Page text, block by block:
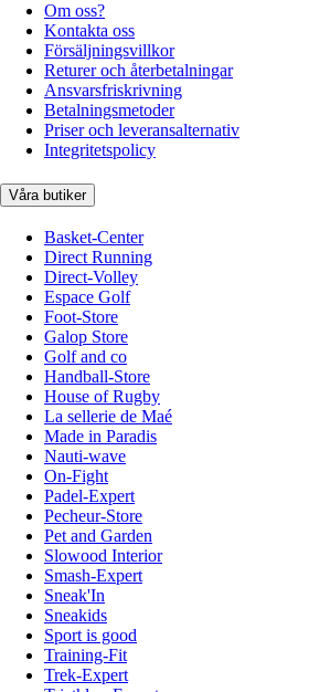
Om oss?
Kontakta oss
Försäljningsvillkor
Returer och återbetalningar
Ansvarsfriskrivning
Betalningsmetoder
Priser och leveransalternativ
Integritetspolicy
Våra butiker
Basket-Center
Direct Running
Direct-Volley
Espace Golf
Foot-Store
Galop Store
Golf and co
Handball-Store
House of Rugby
La sellerie de Maé
Made in Paradis
Nauti-wave
On-Fight
Padel-Expert
Pecheur-Store
Pet and Garden
Slowood Interior
Smash-Expert
Sneak'In
Sneakids
Sport is good
Training-Fit
Trek-Expert